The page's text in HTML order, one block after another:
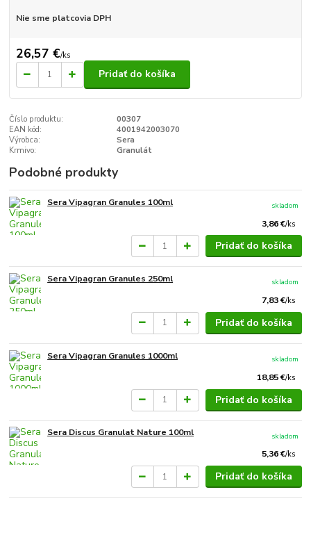
Nie sme platcovia DPH
26,57 €/ks
Pridať do košíka
Číslo produktu:
00307
EAN kód:
4001942003070
Výrobca:
Sera
Krmivo:
Granulát
Podobné produkty
Sera Vipagran Granules 100ml
3,86 €/ks
skladom
Pridať do košíka
Sera Vipagran Granules 250ml
7,83 €/ks
skladom
Pridať do košíka
Sera Vipagran Granules 1000ml
18,85 €/ks
skladom
Pridať do košíka
Sera Discus Granulat Nature 100ml
5,36 €/ks
skladom
Pridať do košíka